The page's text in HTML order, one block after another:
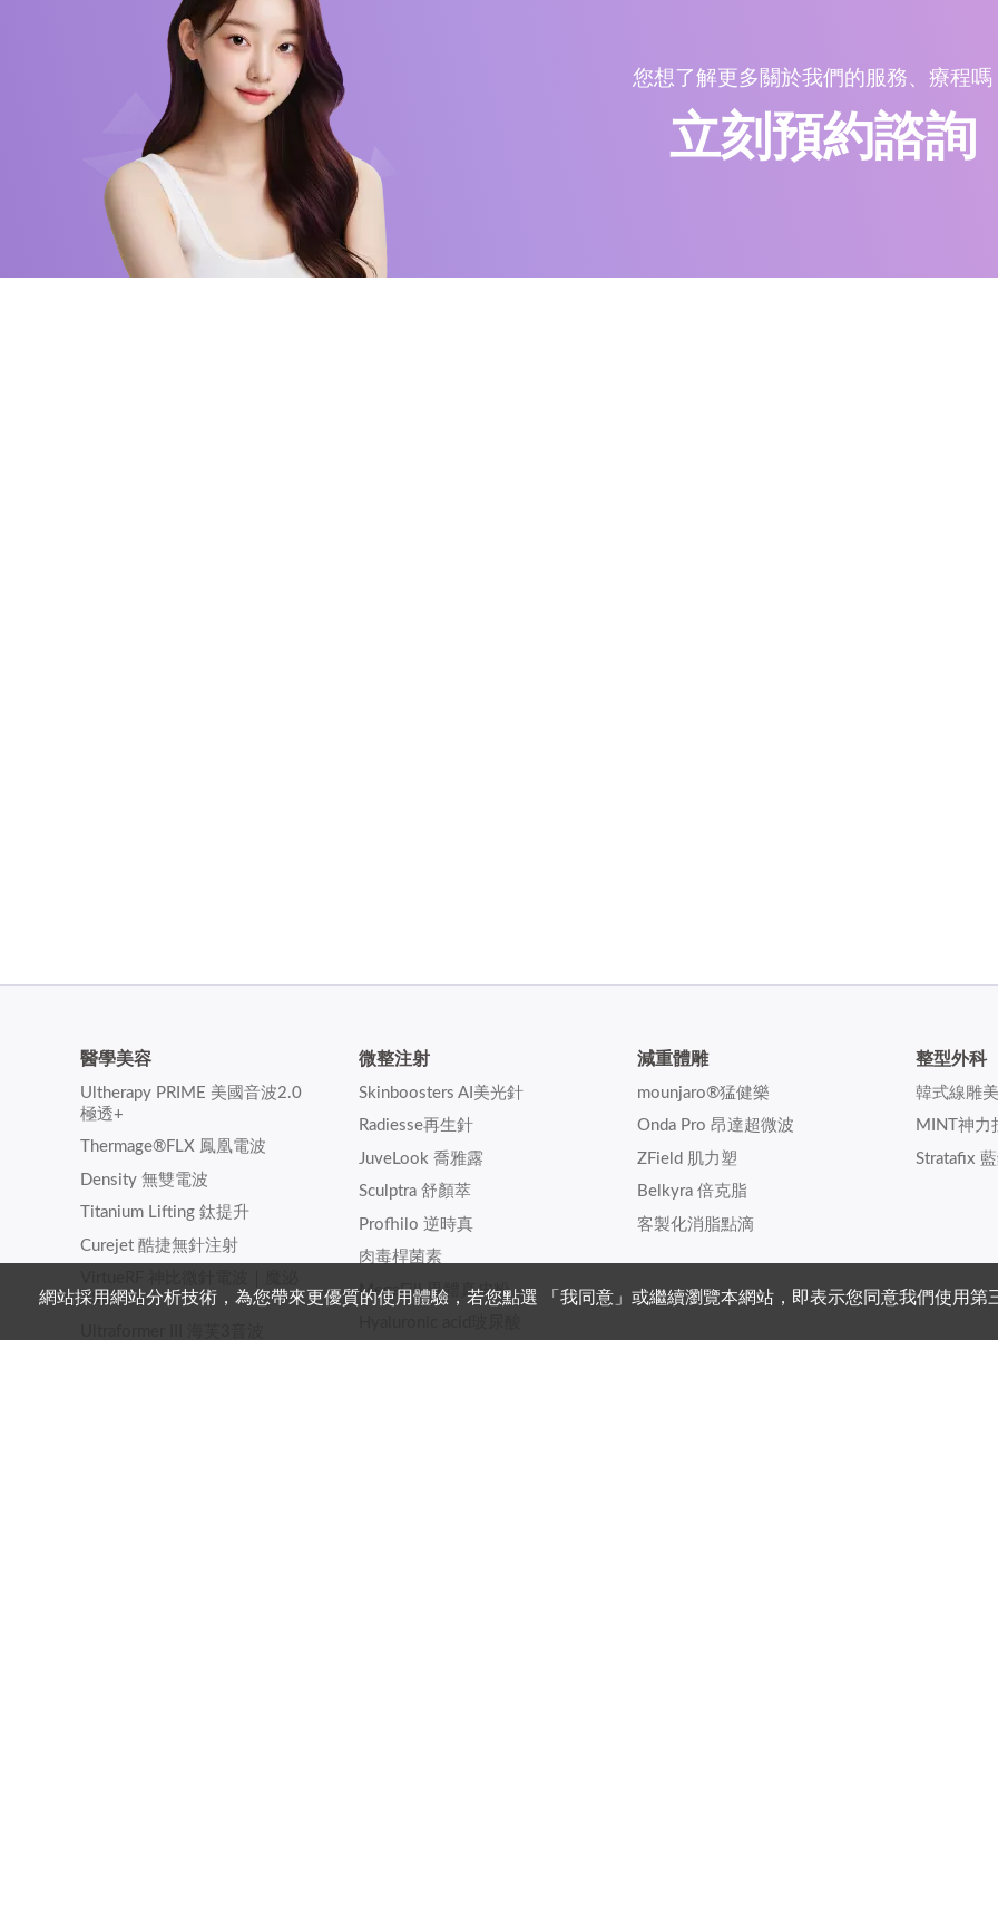
您想了解更多關於我們的服務、療程嗎
立刻預約諮詢
醫學美容
Ultherapy PRIME 美國音波2.0
極透+
Thermage®FLX 鳳凰電波
Density 無雙電波
Titanium Lifting 鈦提升
Curejet 酷捷無針注射
ASCE
微整注射
Skinboosters AI美光針
Radiesse再生針
JuveLook 喬雅露
Sculptra 舒顏萃
Profhilo 逆時真
肉毒桿菌素
MegaFill 異體真皮粉
減重體雕
mounjaro®猛健樂
Onda Pro 昂達超微波
ZField 肌力塑
Belkyra 倍克脂
客製化消脂點滴
整型外科
韓式線雕
MINT神力
Stratafix
網站採用網站分析技術，為您帶來更優質的使用體驗，若您點選 「我同意」或繼續瀏覽本網站，即表示您同意我們使用第